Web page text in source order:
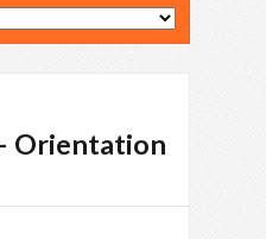
Orientation